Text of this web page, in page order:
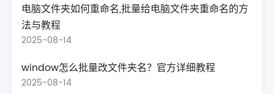
电脑文件夹如何重命名,批量给电脑文件夹重命名的方
法与教程
2025-08-14
window怎么批量改文件夹名？官方详细教程
2025-08-14